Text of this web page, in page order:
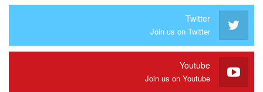
Twitter
Join us on Twitter
Youtube
Join us on Youtube